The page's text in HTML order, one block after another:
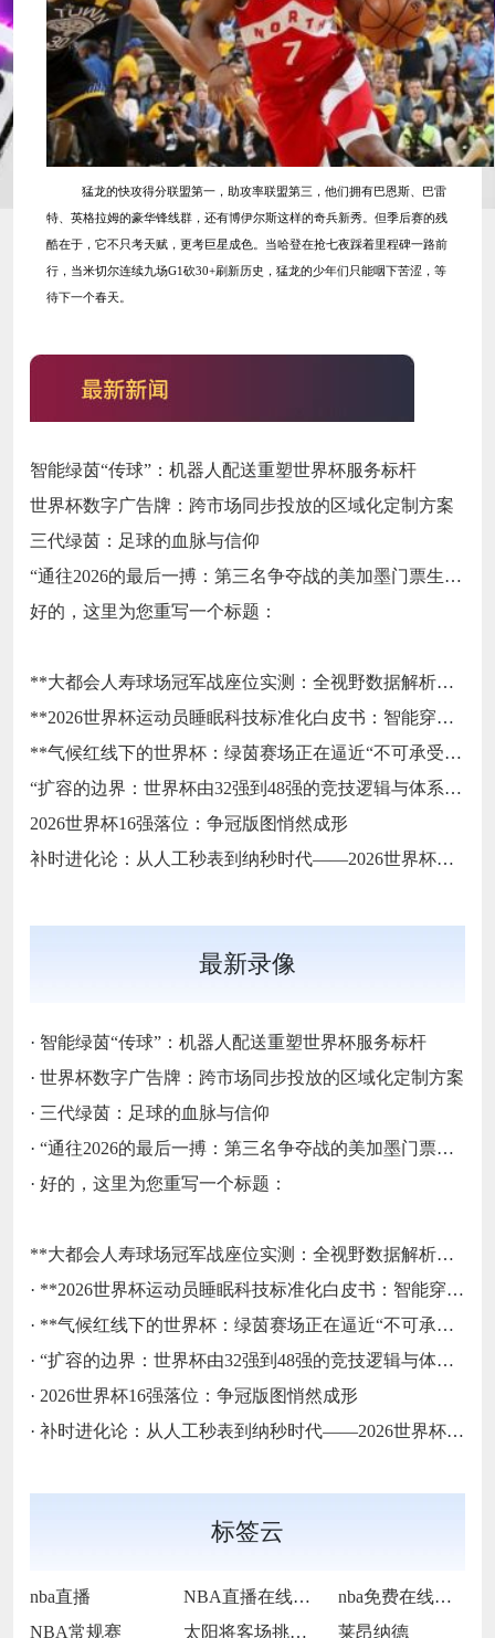
猛龙的快攻得分联盟第一，助攻率联盟第三，他们拥有巴恩斯、巴雷
特、英格拉姆的豪华锋线群，还有博伊尔斯这样的奇兵新秀。但季后赛的残
酷在于，它不只考天赋，更考巨星成色。当哈登在抢七夜踩着里程碑一路前
行，当米切尔连续九场G1砍30+刷新历史，猛龙的少年们只能咽下苦涩，等
待下一个春天。
智能绿茵“传球”：机器人配送重塑世界杯服务标杆
世界杯数字广告牌：跨市场同步投放的区域化定制方案
三代绿茵：足球的血脉与信仰
“通往2026的最后一搏：第三名争夺战的美加墨门票生死局”
好的，这里为您重写一个标题：
**大都会人寿球场冠军战座位实测：全视野数据解析与等级精准评估**
**2026世界杯运动员睡眠科技标准化白皮书：智能穿戴监测标准与认证体系框架**
**气候红线下的世界杯：绿茵赛场正在逼近“不可承受之热”**
“扩容的边界：世界杯由32强到48强的竞技逻辑与体系重塑”
2026世界杯16强落位：争冠版图悄然成形
补时进化论：从人工秒表到纳秒时代——2026世界杯计时规则展望
最新录像
· 智能绿茵“传球”：机器人配送重塑世界杯服务标杆
· 世界杯数字广告牌：跨市场同步投放的区域化定制方案
· 三代绿茵：足球的血脉与信仰
· “通往2026的最后一搏：第三名争夺战的美加墨门票生死局”
· 好的，这里为您重写一个标题：
**大都会人寿球场冠军战座位实测：全视野数据解析与等级精准评估**
· **2026世界杯运动员睡眠科技标准化白皮书：智能穿戴监测标准与认证体系框架**
· **气候红线下的世界杯：绿茵赛场正在逼近“不可承受之热”**
· “扩容的边界：世界杯由32强到48强的竞技逻辑与体系重塑”
· 2026世界杯16强落位：争冠版图悄然成形
· 补时进化论：从人工秒表到纳秒时代——2026世界杯计时规则展望
标签云
nba直播 NBA直播在线观看
nba免费在线高清直播
NBA常规赛
太阳将客场挑战步行者 莱昂纳德